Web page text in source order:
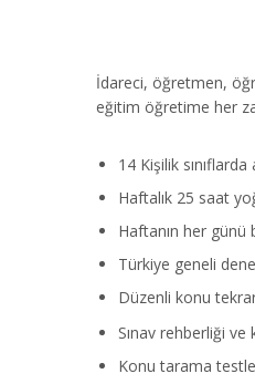
İdareci, öğretmen,
eğitim öğretime her
14 Kişilik
Haftalık 25 saat
Haftanın her günü
Türkiye geneli
Düzenli konu
Sınav rehberliği
Konu tarama
5. Sınıf
6. Sınıf
7. Sınıf
8. Sınıf